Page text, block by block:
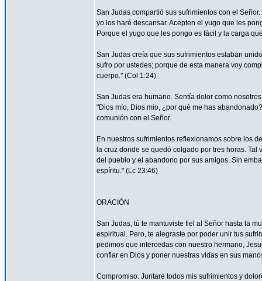
San Judas compartió sus sufrimientos con el
yo los haré descansar. Acepten el yugo que les
Porque el yugo que les pongo es fácil y la carga
San Judas creía que sus sufrimientos estaban
sufro por ustedes; porque de esta manera voy
cuerpo." (Col 1:24)
San Judas era humano. Sentía dolor como
"Dios mío, Dios mío, ¿por qué me has
comunión con el Señor.
En nuestros sufrimientos reflexionamos sobre los
la cruz donde se quedó colgado por tres horas.
del pueblo y el abandono por sus amigos. Sin
espíritu." (Lc 23:46)
ORACIÓN
San Judas, tú te mantuviste fiel al Señor hasta la
espiritual. Pero, te alegraste por poder unir tus
pedimos que intercedas con nuestro hermano,
confiar en Dios y poner nuestras vidas en sus
Compromiso. Juntaré todos mis sufrimientos y